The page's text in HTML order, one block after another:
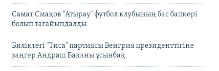
Самат Смақов "Атырау" футбол клубының бас бапкері
болып тағайындалды
Биліктегі "Тиса" партиясы Венгрия президенттігіне
заңгер Андраш Баканы ұсынбақ